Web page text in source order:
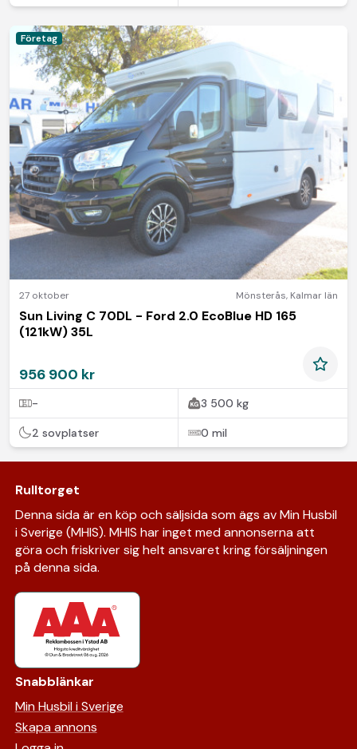
Företag
27 oktober Mönsterås, Kalmar län
Sun Living C 70DL - Ford 2.0 EcoBlue HD 165
(121kW) 35L
956 900 kr
- 3 500 kg
2 sovplatser 0 mil
Rulltorget
Denna sida är en köp och säljsida som ägs av Min Husbil
i Sverige (MHIS). MHIS har inget med annonserna att
göra och friskriver sig helt ansvaret kring försäljningen
på denna sida.
Snabblänkar
Min Husbil i Sverige
Skapa annons